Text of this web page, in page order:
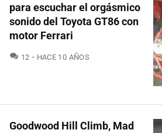
para escuchar el orgásmico
sonido del Toyota GT86 con
motor Ferrari
12 COMENTARIOS
HACE 10 AÑOS
Goodwood Hill Climb, Mad